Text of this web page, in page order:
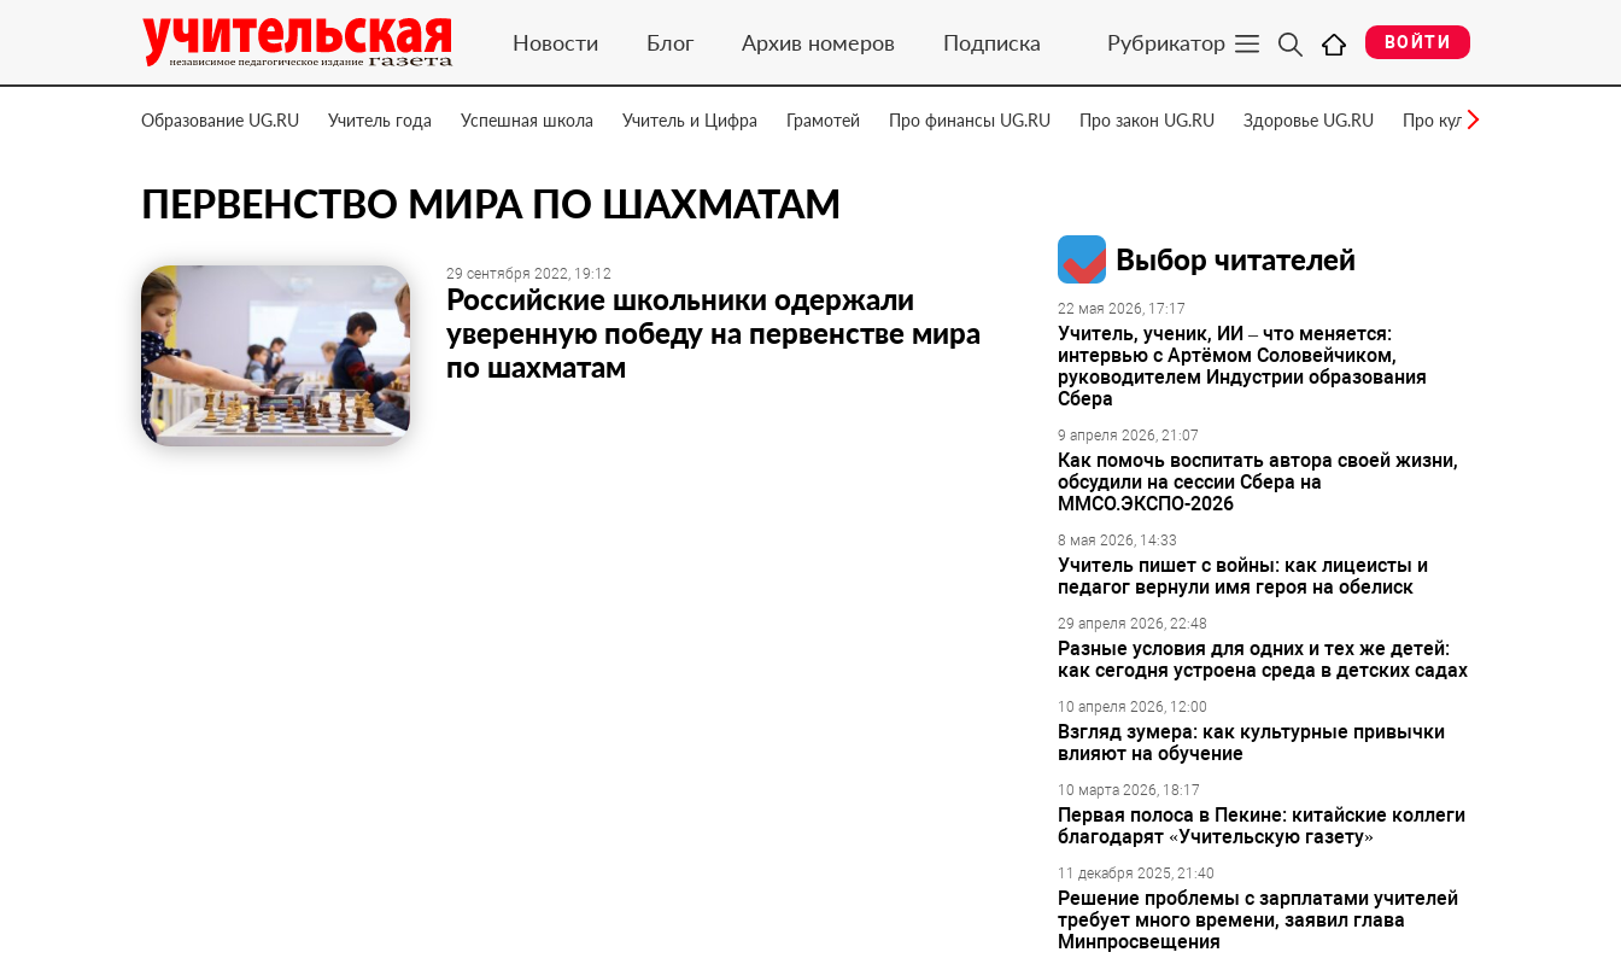
Новости Блог Архив номеров Подписка Рубрикатор ВОЙТИ
Образование UG.RU Учитель года Успешная школа Учитель и Цифра Грамотей Про финансы UG.RU Про закон UG.RU Здоровье UG.RU Про культуру UG.RU
ПЕРВЕНСТВО МИРА ПО ШАХМАТАМ
29 сентября 2022, 19:12
Российские школьники одержали
уверенную победу на первенстве мира
по шахматам
Выбор читателей
22 мая 2026, 17:17
Учитель, ученик, ИИ – что меняется:
интервью с Артёмом Соловейчиком,
руководителем Индустрии образования
Сбера
9 апреля 2026, 21:07
Как помочь воспитать автора своей жизни,
обсудили на сессии Сбера на
ММСО.ЭКСПО-2026
8 мая 2026, 14:33
Учитель пишет с войны: как лицеисты и
педагог вернули имя героя на обелиск
29 апреля 2026, 22:48
Разные условия для одних и тех же детей:
как сегодня устроена среда в детских садах
10 апреля 2026, 12:00
Взгляд зумера: как культурные привычки
влияют на обучение
10 марта 2026, 18:17
Первая полоса в Пекине: китайские коллеги
благодарят «Учительскую газету»
11 декабря 2025, 21:40
Решение проблемы с зарплатами учителей
требует много времени, заявил глава
Минпросвещения